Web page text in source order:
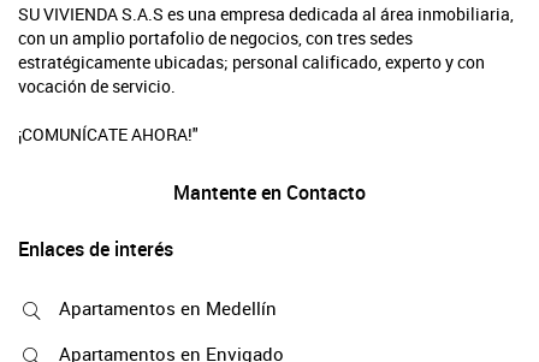
SU VIVIENDA S.A.S es una empresa dedicada al área inmobiliaria,
con un amplio portafolio de negocios, con tres sedes
estratégicamente ubicadas; personal calificado, experto y con
vocación de servicio.
¡COMUNÍCATE AHORA!"
Mantente en Contacto
Enlaces de interés
Apartamentos en Medellín
Apartamentos en Envigado